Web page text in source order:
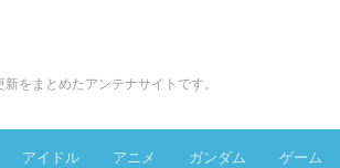
をまとめたアンテナサイトです。
アイドル アニメ ガンダム ゲーム